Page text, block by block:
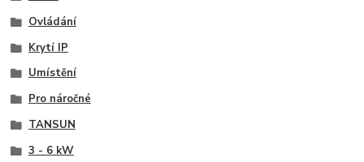
Ovládání
Krytí IP
Umístění
Pro náročné
TANSUN
3 - 6 kW